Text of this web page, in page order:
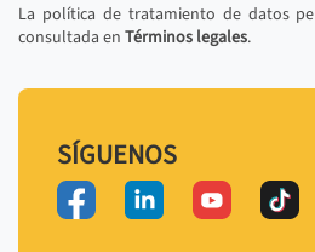
La política de tratamiento de datos
consultada en Términos legales.
SÍGUENOS